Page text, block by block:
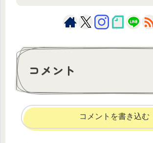
コメント
コメントを書き込む